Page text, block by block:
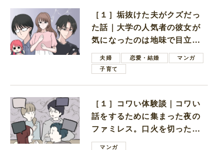
［１］垢抜けた夫がクズだっ
た話｜大学の人気者の彼女が
気になったのは地味で目立た
ない男子学生
夫婦 恋愛・結婚
マンガ
子育て
［１］コワい体験談｜コワい
話をするために集まった夜の
ファミレス。口火を切ったの
は電車好きの男の子ママ
マンガ